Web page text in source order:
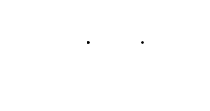
-
Lavoro